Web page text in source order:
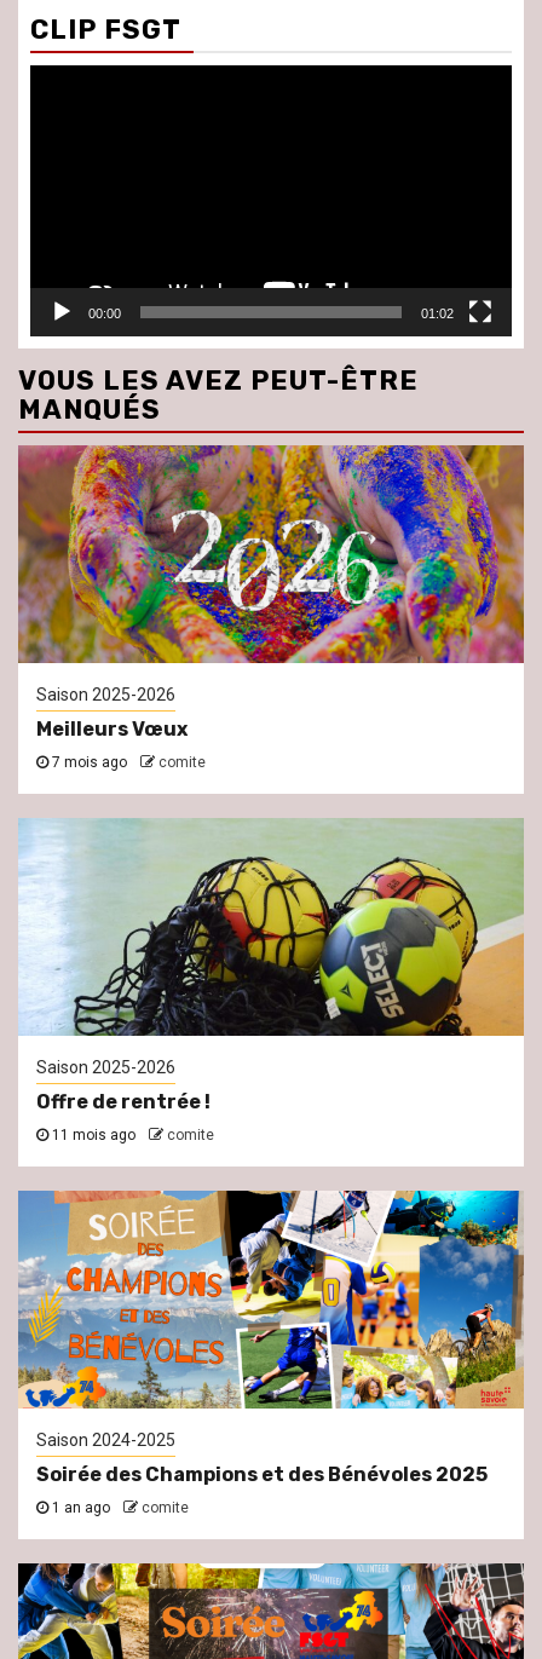
CLIP FSGT
00:00 01:02
VOUS LES AVEZ PEUT-ÊTRE
MANQUÉS
Saison 2025-2026
Meilleurs Vœux
7 mois ago comite
Saison 2025-2026
Offre de rentrée !
11 mois ago comite
Saison 2024-2025
Soirée des Champions et des Bénévoles 2025
1 an ago comite